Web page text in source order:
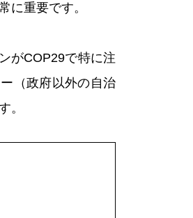
に重要です。
がCOP29で特に注
（政府以外の自治
。